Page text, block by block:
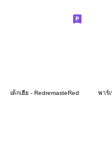
เด็กเฮีย - RedremasteRed พาร์